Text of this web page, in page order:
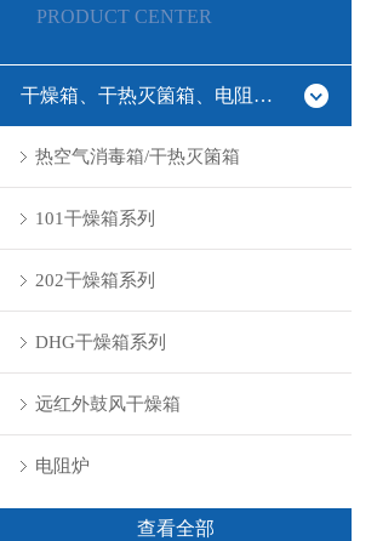
PRODUCT CENTER
干燥箱、干热灭箘箱、电阻炉系列
热空气消毒箱/干热灭箘箱
101干燥箱系列
202干燥箱系列
DHG干燥箱系列
远红外鼓风干燥箱
电阻炉
查看全部